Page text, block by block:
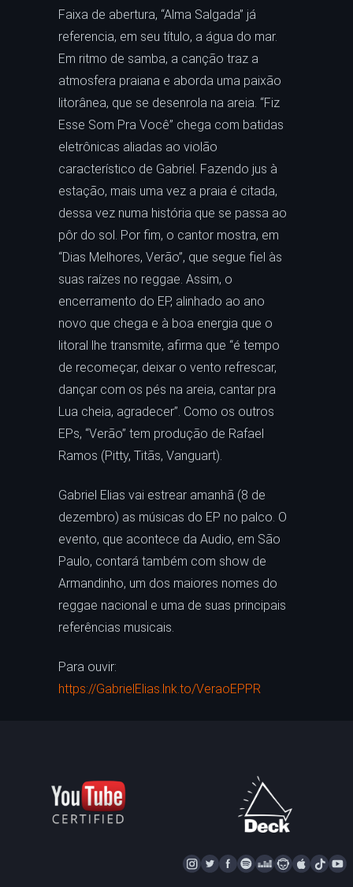
Faixa de abertura, “Alma Salgada” já
referencia, em seu título, a água do mar.
Em ritmo de samba, a canção traz a
atmosfera praiana e aborda uma paixão
litorânea, que se desenrola na areia. “Fiz
Esse Som Pra Você” chega com batidas
eletrônicas aliadas ao violão
característico de Gabriel. Fazendo jus à
estação, mais uma vez a praia é citada,
dessa vez numa história que se passa ao
pôr do sol. Por fim, o cantor mostra, em
“Dias Melhores, Verão”, que segue fiel às
suas raízes no reggae. Assim, o
encerramento do EP, alinhado ao ano
novo que chega e à boa energia que o
litoral lhe transmite, afirma que “é tempo
de recomeçar, deixar o vento refrescar,
dançar com os pés na areia, cantar pra
Lua cheia, agradecer”. Como os outros
EPs, “Verão” tem produção de Rafael
Ramos (Pitty, Titãs, Vanguart).
Gabriel Elias vai estrear amanhã (8 de
dezembro) as músicas do EP no palco. O
evento, que acontece da Audio, em São
Paulo, contará também com show de
Armandinho, um dos maiores nomes do
reggae nacional e uma de suas principais
referências musicais.
Para ouvir:
https://GabrielElias.lnk.to/VeraoEPPR
I
N
T
W
F
A
S
P
D
E
N
A
A
P
T